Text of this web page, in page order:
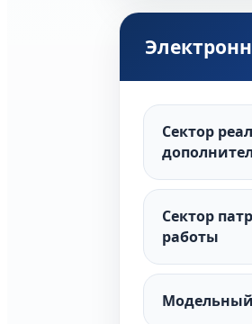
Сектор
Сектор
работы
Модельный